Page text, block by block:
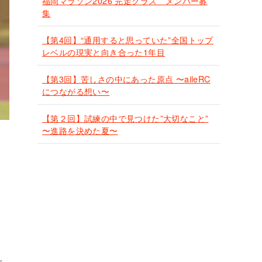
集
【第4回】“通用すると思っていた”全国トップ
レベルの現実と向き合った1年目
【第3回】苦しさの中にあった原点 〜aileRC
につながる想い〜
【第２回】試練の中で見つけた”大切なこと”
〜進路を決めた夏〜